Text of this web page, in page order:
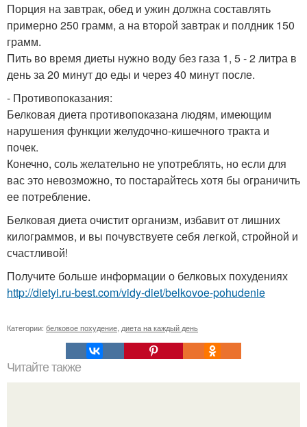
Порция на завтрак, обед и ужин должна составлять
примерно 250 грамм, а на второй завтрак и полдник 150
грамм.
Пить во время диеты нужно воду без газа 1, 5 - 2 литра в
день за 20 минут до еды и через 40 минут после.
- Противопоказания:
Белковая диета противопоказана людям, имеющим
нарушения функции желудочно-кишечного тракта и
почек.
Конечно, соль желательно не употреблять, но если для
вас это невозможно, то постарайтесь хотя бы ограничить
ее потребление.
Белковая диета очистит организм, избавит от лишних
килограммов, и вы почувствуете себя легкой, стройной и
счастливой!
Получите больше информации о белковых похудениях
http://dietyi.ru-best.com/vidy-diet/belkovoe-pohudenie
Категории: белковое похудение диета на каждый день
Читайте также